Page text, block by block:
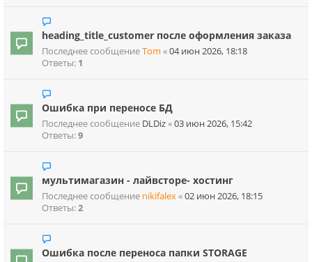
heading_title_customer после оформления заказа
Последнее сообщениеTom «04 июн 2026, 18:18
Ответы: 1
Ошибка при переносе БД
Последнее сообщение DLDiz«03 июн 2026, 15:42
Ответы:9
мультимагазин - лайвсторе- хостинг
Последнее сообщение nikifalex«02 июн 2026, 18:15
Ответы:2
Ошибка после переноса папки STORAGE